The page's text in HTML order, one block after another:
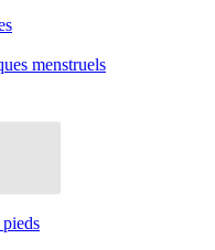
menstruels